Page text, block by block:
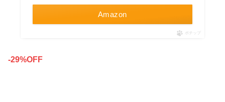
Amazon
ポチップ
-29%OFF